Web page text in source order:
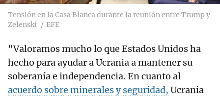
Tensión en la Casa Blanca durante la reunión entre Trump y
Zelenski
EFE
"Valoramos mucho lo que Estados Unidos ha
hecho para ayudar a Ucrania a mantener su
soberanía e independencia. En cuanto al
acuerdo sobre minerales y seguridad, Ucrania